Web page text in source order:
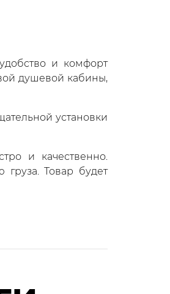
и комфорт
душевой кабины,
установки
и качественно.
Товар будет